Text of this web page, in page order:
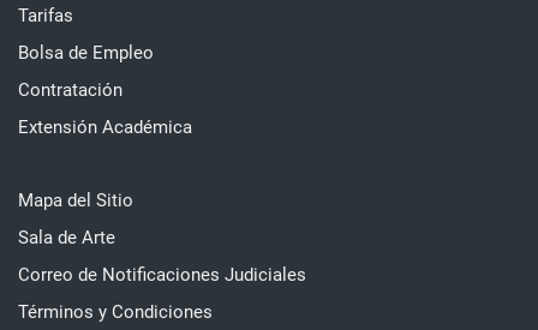
Tarifas
Bolsa de Empleo
Contratación
Extensión Académica
Mapa del Sitio
Sala de Arte
Correo de Notificaciones Judiciales
Términos y Condiciones